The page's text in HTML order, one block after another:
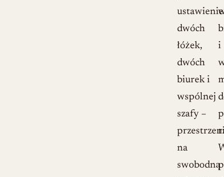
ustawienie
dwóch
łóżek,
dwóch
biurek i
wspólnej
szafy –
na
swobodną
i